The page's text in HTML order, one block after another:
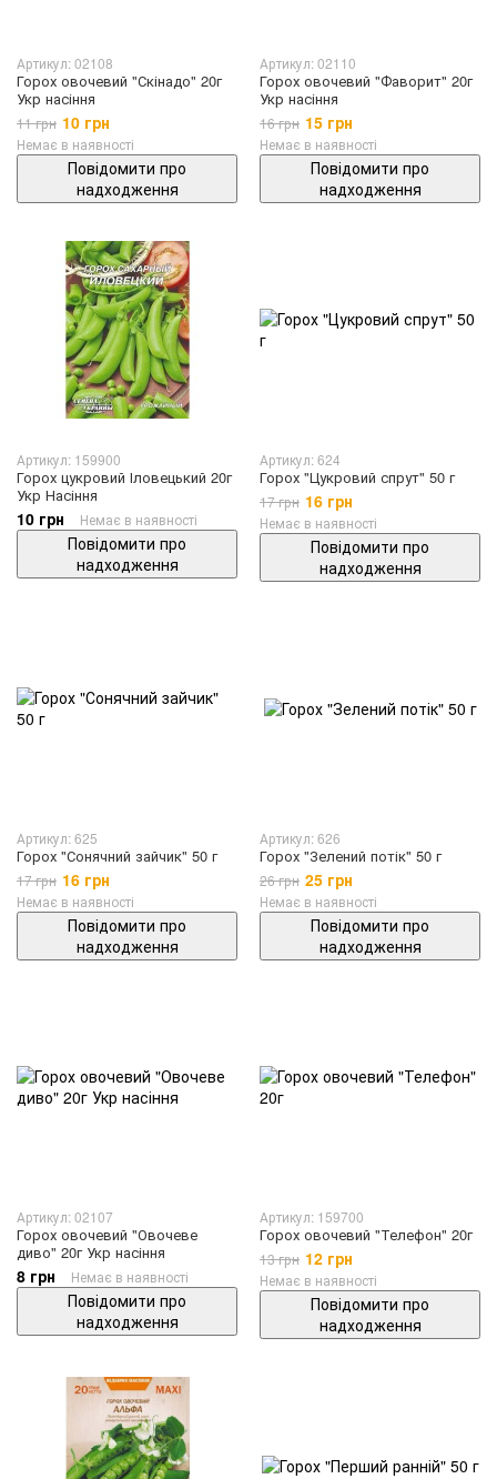
Артикул: 02108
Горох овочевий "Скінадо" 20г
Укр насіння
11 грн 10 грн
Немає в наявності
Повідомити про
надходження
Артикул: 02110
Горох овочевий "Фаворит" 20г
Укр насіння
16 грн 15 грн
Немає в наявності
Повідомити про
надходження
Артикул: 159900
Горох цукровий Іловецький 20г
Укр Насіння
10 грн Немає в наявності
Повідомити про
надходження
Артикул: 624
Горох "Цукровий спрут" 50 г
17 грн 16 грн
Немає в наявності
Повідомити про
надходження
Артикул: 625
Горох "Сонячний зайчик" 50 г
17 грн 16 грн
Немає в наявності
Повідомити про
надходження
Артикул: 626
Горох "Зелений потік" 50 г
26 грн 25 грн
Немає в наявності
Повідомити про
надходження
Артикул: 02107
Горох овочевий "Овочеве
диво" 20г Укр насіння
8 грн Немає в наявності
Повідомити про
надходження
Артикул: 159700
Горох овочевий "Телефон" 20г
13 грн 12 грн
Немає в наявності
Повідомити про
надходження